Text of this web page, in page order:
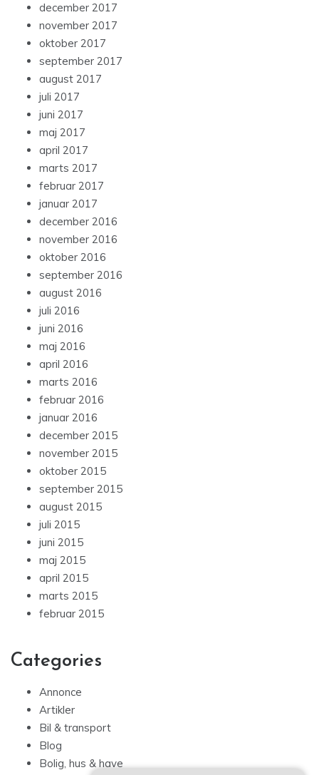
december 2017
november 2017
oktober 2017
september 2017
august 2017
juli 2017
juni 2017
maj 2017
april 2017
marts 2017
februar 2017
januar 2017
december 2016
november 2016
oktober 2016
september 2016
august 2016
juli 2016
juni 2016
maj 2016
april 2016
marts 2016
februar 2016
januar 2016
december 2015
november 2015
oktober 2015
september 2015
august 2015
juli 2015
juni 2015
maj 2015
april 2015
marts 2015
februar 2015
Categories
Annonce
Artikler
Bil & transport
Blog
Bolig, hus & have